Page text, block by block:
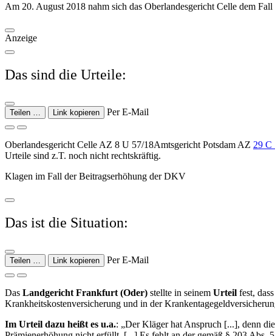
Am 20. August 2018 nahm sich das Oberlandesgericht Celle dem Fall
Anzeige
Das sind die Urteile:
Teilen … Link kopieren Per E-Mail
Oberlandesgericht Celle AZ 8 U 57/18Amtsgericht Potsdam AZ 29 C
Urteile sind z.T. noch nicht rechtskräftig.
Klagen im Fall der Beitragserhöhung der DKV
Das ist die Situation:
Teilen … Link kopieren Per E-Mail
Das Landgericht Frankfurt (Oder) stellte in seinem Urteil fest,
Krankheits­kosten­versicherung und in der
Im Urteil dazu heißt es u.a.: „Der Kläger hat Anspruch [...], denn